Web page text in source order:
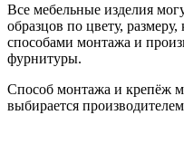
Все мебельные изделия
образцов по цвету,
способами монтажа и
фурнитуры.
Способ монтажа и крепёж
выбирается